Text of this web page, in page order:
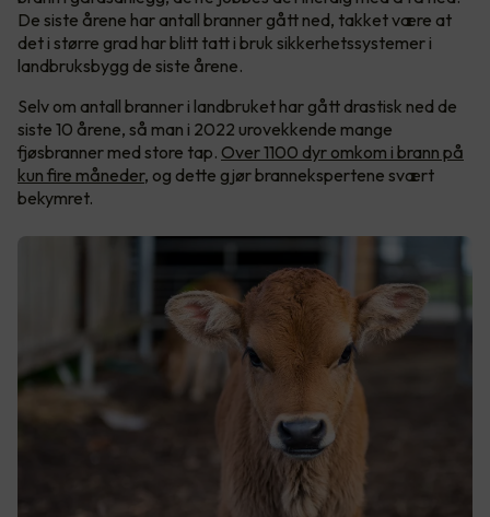
De siste årene har antall branner gått ned, takket være at
det i større grad har blitt tatt i bruk sikkerhetssystemer i
landbruksbygg de siste årene.
Selv om antall branner i landbruket har gått drastisk ned de
siste 10 årene, så man i 2022 urovekkende mange
fjøsbranner med store tap. Over 1100 dyr omkom i brann på
kun fire måneder, og dette gjør brannekspertene svært
bekymret.